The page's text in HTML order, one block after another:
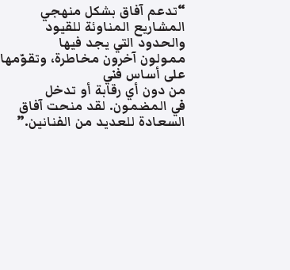
“تدعم آفاق بشكل منهجي
المشاريع المناوئة للقيود
والحدود التي يجد فيها
ممولون آخرون مخاطرة، وتقوّمها
على أساس فني
من دون أي رقابة أو تدخل
في المضمون. لقد منحت آفاق
السعادة للعديد من الفنانين.”